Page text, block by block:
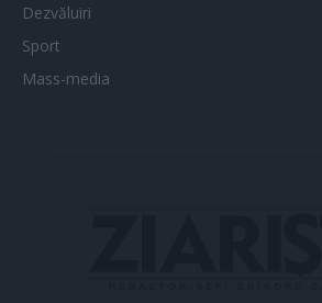
Dezvăluiri
Sport
Mass-media